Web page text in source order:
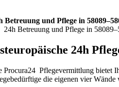
Betreuung und Pflege in
24h Betreuung und Pflege in
24h
Procura24 Pflegevermittlung bietet
die eigenen vier Wände